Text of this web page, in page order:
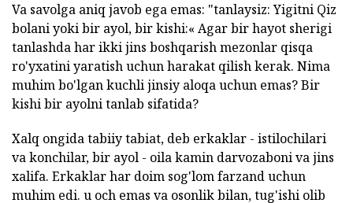
Va savolga aniq javob ega emas: "tanlaysiz: Yigitni Qiz
bolani yoki bir ayol, bir kishi:« Agar bir hayot sherigi
tanlashda har ikki jins boshqarish mezonlar qisqa
ro'yxatini yaratish uchun harakat qilish kerak. Nima
muhim bo'lgan kuchli jinsiy aloqa uchun emas? Bir
kishi bir ayolni tanlab sifatida?
Xalq ongida tabiiy tabiat, deb erkaklar - istilochilari
va konchilar, bir ayol - oila kamin darvozaboni va jins
xalifa. Erkaklar har doim sog'lom farzand uchun
muhim edi. u och emas va osonlik bilan, tug'ishi olib